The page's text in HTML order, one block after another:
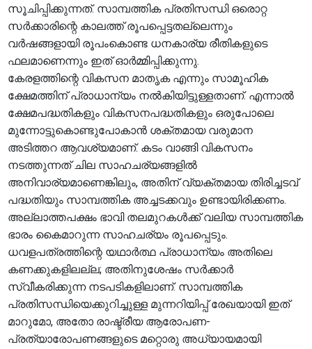
സൂചിപ്പിക്കുന്നത്. സാമ്പത്തിക പ്രതിസന്ധി ഒരൊറ്റ
സർക്കാരിന്റെ കാലത്ത് രൂപപ്പെട്ടതല്ലെന്നും
വർഷങ്ങളായി രൂപംകൊണ്ട ധനകാര്യ രീതികളുടെ
ഫലമാണെന്നും ഇത് ഓർമ്മിപ്പിക്കുന്നു.
കേരളത്തിന്റെ വികസന മാതൃക എന്നും സാമൂഹിക
ക്ഷേമത്തിന് പ്രാധാന്യം നൽകിയിട്ടുള്ളതാണ്. എന്നാൽ
ക്ഷേമപദ്ധതികളും വികസനപദ്ധതികളും ഒരുപോലെ
മുന്നോട്ടുകൊണ്ടുപോകാൻ ശക്തമായ വരുമാന
അടിത്തറ ആവശ്യമാണ്. കടം വാങ്ങി വികസനം
നടത്തുന്നത് ചില സാഹചര്യങ്ങളിൽ
അനിവാര്യമാണെങ്കിലും, അതിന് വ്യക്തമായ തിരിച്ചടവ്
പദ്ധതിയും സാമ്പത്തിക അച്ചടക്കവും ഉണ്ടായിരിക്കണം.
അല്ലാത്തപക്ഷം ഭാവി തലമുറകൾക്ക് വലിയ സാമ്പത്തിക
ഭാരം കൈമാറുന്ന സാഹചര്യം രൂപപ്പെടും.
ധവളപത്രത്തിന്റെ യഥാർത്ഥ പ്രാധാന്യം അതിലെ
കണക്കുകളിലല്ല; അതിനുശേഷം സർക്കാർ
സ്വീകരിക്കുന്ന നടപടികളിലാണ്. സാമ്പത്തിക
പ്രതിസന്ധിയെക്കുറിച്ചുള്ള മുന്നറിയിപ്പ് രേഖയായി ഇത്
മാറുമോ, അതോ രാഷ്ട്രീയ ആരോപണ-
പ്രത്യാരോപണങ്ങളുടെ മറ്റൊരു അധ്യായമായി